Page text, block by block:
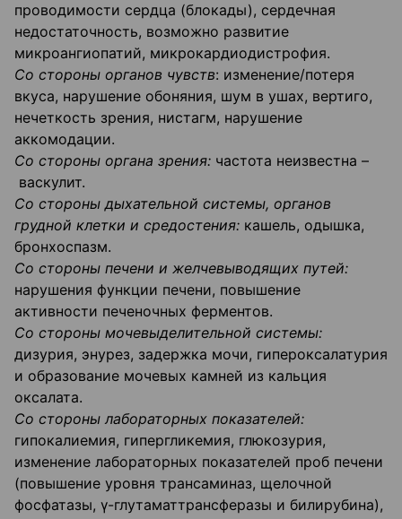
проводимости сердца (блокады), сердечная
недостаточность, возможно развитие
микроангиопатий, микрокардиодистрофия.
Со стороны органов чувств: изменение/потеря
вкуса, нарушение обоняния, шум в ушах, вертиго,
нечеткость зрения, нистагм, нарушение
аккомодации.
Со стороны органа зрения: частота неизвестна –
васкулит.
Со стороны дыхательной системы, органов
грудной клетки и средостения: кашель, одышка,
бронхоспазм.
Со стороны печени и желчевыводящих путей:
нарушения функции печени, повышение
активности печеночных ферментов.
Со стороны мочевыделительной системы:
дизурия, энурез, задержка мочи, гипероксалатурия
и образование мочевых камней из кальция
оксалата.
Со стороны лабораторных показателей:
гипокалиемия, гипергликемия, глюкозурия,
изменение лабораторных показателей проб печени
(повышение уровня трансаминаз, щелочной
фосфатазы, γ-глутаматтрансферазы и билирубина),